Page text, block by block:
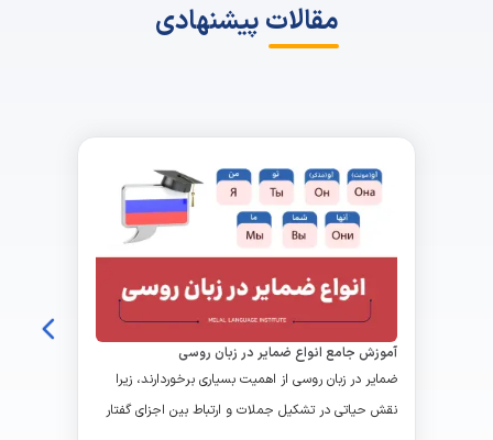
مقالات پیشنهادی
آموزش جامع انواع ضمایر در زبان روسی
ضمایر در زبان روسی از اهمیت بسیاری برخوردارند، زیرا
نقش حیاتی در تشکیل جملات و ارتباط بین اجزای گفتار